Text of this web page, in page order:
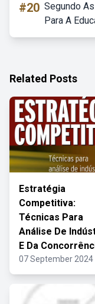
#20 Segundo
Para A
Related Posts
Estratégia
Competitiva:
Técnicas Para
Análise De
E Da
07 September 2024